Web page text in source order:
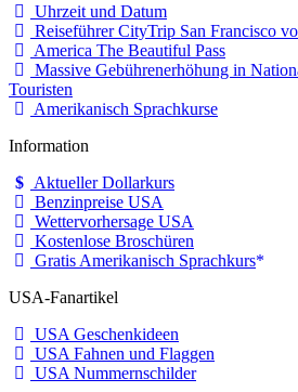
Uhrzeit und Datum
Reiseführer CityTrip San Francisco
America The Beautiful Pass
Massive Gebührenerhöhung in
Touristen
Amerikanisch Sprachkurse
Information
Aktueller Dollarkurs
Benzinpreise USA
Wettervorhersage USA
Kostenlose Broschüren
Gratis Amerikanisch Sprachkurs
USA-Fanartikel
USA Geschenkideen
USA Fahnen und Flaggen
USA Nummernschilder